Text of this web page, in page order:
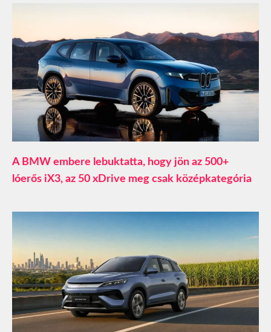
A BMW embere lebuktatta, hogy jön az 500+
lóerős iX3, az 50 xDrive meg csak középkategória